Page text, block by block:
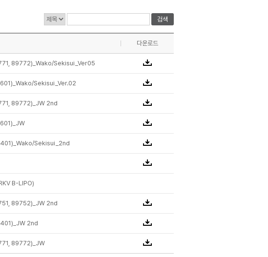
다운로드
89772)_Wako/Sekisui_Ver05
Sekisui_Ver.02
89772)_JW 2nd
Sekisui_2nd
B-LIPO)
89752)_JW 2nd
2nd
89772)_JW